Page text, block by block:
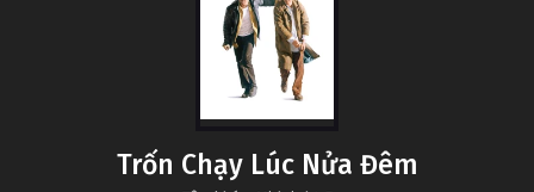
Trốn Chạy Lúc Nửa Đêm